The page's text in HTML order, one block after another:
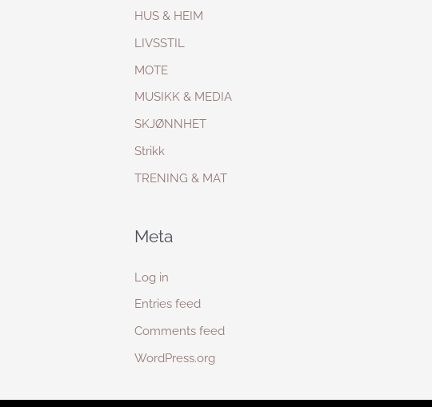
HUS & HEIM
LIVSSTIL
MOTE
MUSIKK & MEDIA
SKJØNNHET
Strikk
TRENING & MAT
Meta
Log in
Entries feed
Comments feed
WordPress.org